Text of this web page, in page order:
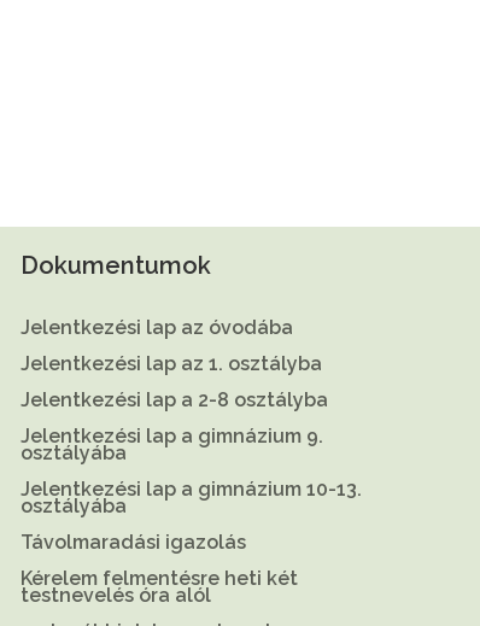
Dokumentumok
Jelentkezési lap az óvodába
Jelentkezési lap az 1. osztályba
Jelentkezési lap a 2-8 osztályba
Jelentkezési lap a gimnázium 9.
osztályába
Jelentkezési lap a gimnázium 10-13.
osztályába
Távolmaradási igazolás
Kérelem felmentésre heti két
testnevelés óra alól